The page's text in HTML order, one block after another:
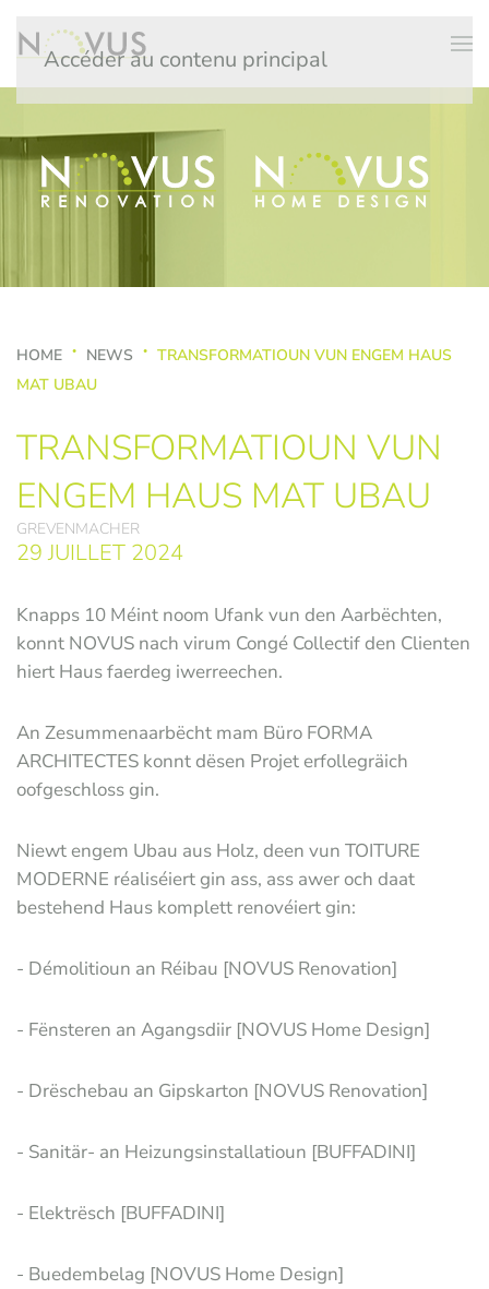
Accéder au contenu principal
HOME NEWS
TRANSFORMATIOUN VUN ENGEM HAUS
MAT UBAU
TRANSFORMATIOUN VUN
ENGEM HAUS MAT UBAU
GREVENMACHER
29 JUILLET 2024
Knapps 10 Méint noom Ufank vun den Aarbëchten,
konnt NOVUS nach virum Congé Collectif den Clienten
hiert Haus faerdeg iwerreechen.
An Zesummenaarbëcht mam Büro FORMA
ARCHITECTES konnt dësen Projet erfollegräich
oofgeschloss gin.
Niewt engem Ubau aus Holz, deen vun TOITURE
MODERNE réaliséiert gin ass, ass awer och daat
bestehend Haus komplett renovéiert gin:
- Démolitioun an Réibau [NOVUS Renovation]
- Fënsteren an Agangsdiir [NOVUS Home Design]
- Drëschebau an Gipskarton [NOVUS Renovation]
- Sanitär- an Heizungsinstallatioun [BUFFADINI]
- Elektrësch [BUFFADINI]
- Buedembelag [NOVUS Home Design]